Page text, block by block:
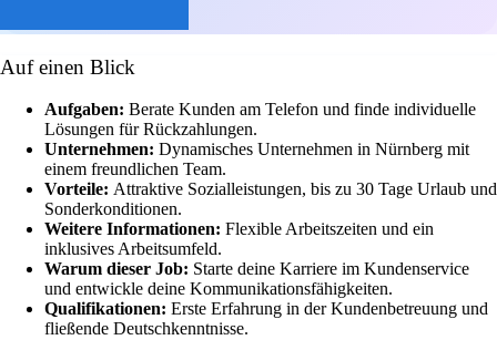
Auf einen Blick
Aufgaben: Berate Kunden am Telefon und finde individuelle
Lösungen für Rückzahlungen.
Unternehmen: Dynamisches Unternehmen in Nürnberg mit
einem freundlichen Team.
Vorteile: Attraktive Sozialleistungen, bis zu 30 Tage Urlaub und
Sonderkonditionen.
Weitere Informationen: Flexible Arbeitszeiten und ein
inklusives Arbeitsumfeld.
Warum dieser Job: Starte deine Karriere im Kundenservice
und entwickle deine Kommunikationsfähigkeiten.
Qualifikationen: Erste Erfahrung in der Kundenbetreuung und
fließende Deutschkenntnisse.